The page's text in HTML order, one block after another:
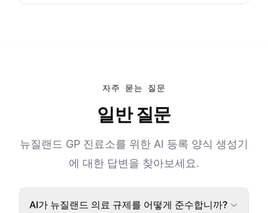
자주 묻는 질문
일반 질문
뉴질랜드 GP 진료소를 위한 AI 등록 양식 생성기
에 대한 답변을 찾아보세요.
AI가 뉴질랜드 의료 규제를 어떻게 준수합니까?